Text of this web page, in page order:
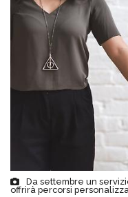
Da settembre un
offrirà percorsi